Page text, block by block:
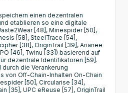
einen dezentralen
etablieren so eine digitale
[48], Minespider [50],
[58], SteelTrace [54],
[38], OriginTrail [39], Arianee
[46], Twinu [33]) basierend auf
dezentrale Identifikatoren [59].
die Verankerung
von Off-Chain-Inhalten On-Chain
[50], Circularise [34],
[35], UPC eReuse [57], OriginTrail